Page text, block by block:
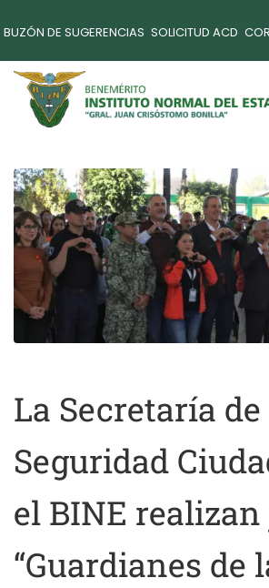
BUZÓN DE SUGERENCIAS SOLICITUD ACD
La Secretaría de
Seguridad
el BINE
“Guardianes de